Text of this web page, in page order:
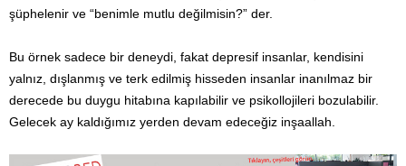
şüphelenir ve “benimle mutlu değilmisin?” der.
Bu örnek sadece bir deneydi, fakat depresif insanlar, kendisini
yalnız, dışlanmış ve terk edilmiş hisseden insanlar inanılmaz bir
derecede bu duygu hitabına kapılabilir ve psikollojileri bozulabilir.
Gelecek ay kaldığımız yerden devam edeceğiz inşaallah.